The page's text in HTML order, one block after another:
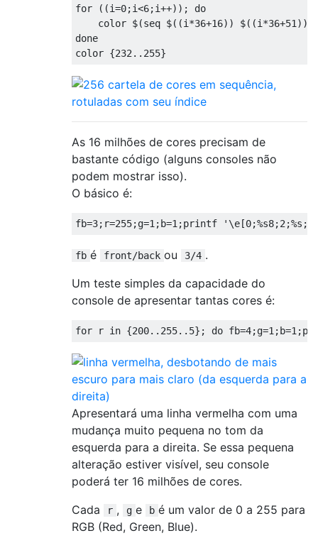
for
((i=0;i<6;i++));
do
    color $
(seq $((i *36+16)) $((i *36+51 )))
done
color {232. . 255}
As 16 milhões de cores precisam de
bastante código (alguns consoles não
podem mostrar isso).
O básico é:
fb=3; r=255;g=1 ; b=1 ;printf
fb é front/back ou 3/4 .
Um teste simples da capacidade do
console de apresentar tantas cores é:
for r in {200. . 255. . 5}; do fb=4;g=1 ; b=1 ;
Apresentará uma linha vermelha com uma
mudança muito pequena no tom da
esquerda para a direita. Se essa pequena
alteração estiver visível, seu console
poderá ter 16 milhões de cores.
Cada
r , g e b é um valor de 0 a 255 para
RGB (Red, Green, Blue).